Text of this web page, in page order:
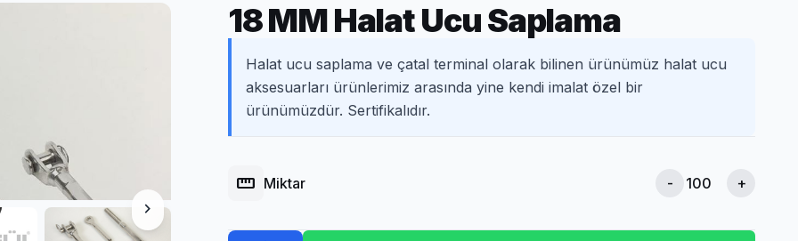
chevron_right
18 MM Halat Ucu Saplama
Halat ucu saplama ve çatal terminal olarak bilinen ürünümüz halat ucu
aksesuarları ürünlerimiz arasında yine kendi imalat özel bir
ürünümüzdür. Sertifikalıdır.
straighten Miktar - +